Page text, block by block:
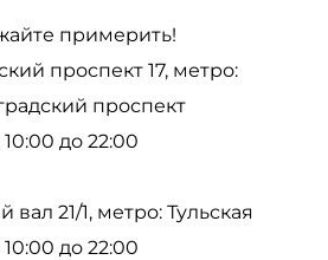
примерить!
проспект 17, метро:
проспект
10:00 до 22:00
вал 21/1, метро: Тульская
10:00 до 22:00